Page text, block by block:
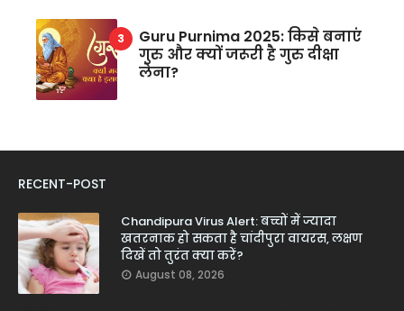
Guru Purnima 2025: किसे बनाएं
गुरु और क्यों जरूरी है गुरु दीक्षा
लेना?
RECENT-POST
Chandipura Virus Alert: बच्चों में ज्यादा
खतरनाक हो सकता है चांदीपुरा वायरस, लक्षण
दिखें तो तुरंत क्या करें?
August 08, 2026